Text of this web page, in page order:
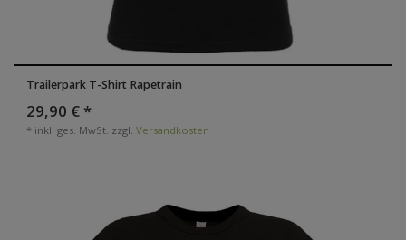
Trailerpark T-Shirt Rapetrain
29,90 € *
* inkl. ges. MwSt. zzgl. Versandkosten